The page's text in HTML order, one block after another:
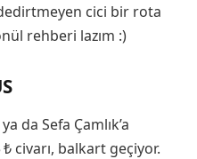
cici bir rota
rehberi lazım :)
da Sefa Çamlık’a
civarı, balkart geçiyor.